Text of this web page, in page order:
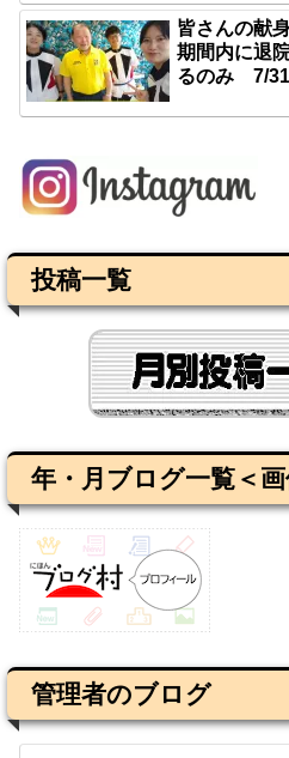
皆さんの献
期間内に退
るのみ 7/
投稿一覧
年・月ブログ一覧＜画
管理者のブログ